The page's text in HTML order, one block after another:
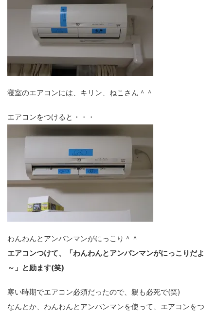
寝室のエアコンには、キリン、ねこさん＾＾
エアコンをつけると・・・
わんわんとアンパンマンがにっこり＾＾
エアコンつけて、「わんわんとアンパンマンがにっこりだよ
～」と励ます(笑)
寒い時期でエアコン必須だったので、親も必死で(笑)
なんとか、わんわんとアンパンマンを使って、エアコンをつ